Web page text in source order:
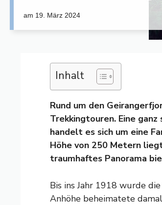
am 19. März 2024
Inhalt
Rund um den
Trekkingtouren. Eine
handelt es sich um eine
Höhe von 250 Metern
traumhaftes Panorama
Bis ins Jahr 1918 wurde
Anhöhe beheimatete